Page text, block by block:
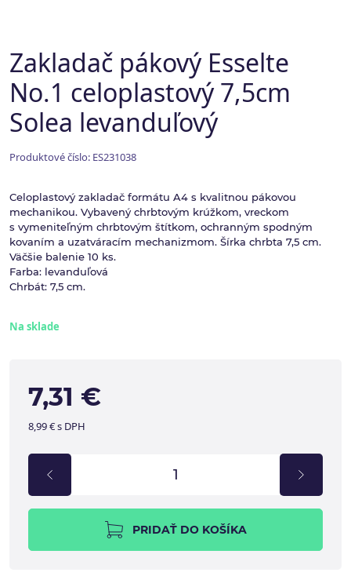
Zakladač pákový Esselte
No.1 celoplastový 7,5cm
Solea levanduľový
Produktové číslo: ES231038
Celoplastový zakladač formátu A4 s kvalitnou pákovou
mechanikou. Vybavený chrbtovým krúžkom, vreckom
s vymeniteľným chrbtovým štítkom, ochranným spodným
kovaním a uzatváracím mechanizmom. Šírka chrbta 7,5 cm.
Väčšie balenie 10 ks.
Farba: levanduľová
Chrbát: 7,5 cm.
Na sklade
7,31 €
8,99 € s DPH
PRIDAŤ DO KOŠÍKA